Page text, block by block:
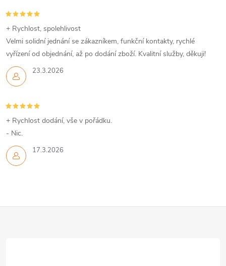
23.3.2026
+ Rychlost, spolehlivost
Velmi solidní jednání se zákazníkem, funkční kontakty, rychlé
vyřízení od objednání, až po dodání zboží. Kvalitní služby, děkuji!
17.3.2026
+ Rychlost dodání, vše v pořádku.
- Nic.